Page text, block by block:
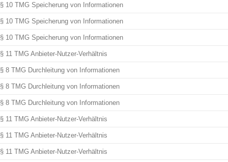
§ 10 TMG Speicherung von Informationen
§ 10 TMG Speicherung von Informationen
§ 10 TMG Speicherung von Informationen
§ 11 TMG Anbieter-Nutzer-Verhältnis
§ 8 TMG Durchleitung von Informationen
§ 8 TMG Durchleitung von Informationen
§ 8 TMG Durchleitung von Informationen
§ 11 TMG Anbieter-Nutzer-Verhältnis
§ 11 TMG Anbieter-Nutzer-Verhältnis
§ 11 TMG Anbieter-Nutzer-Verhältnis